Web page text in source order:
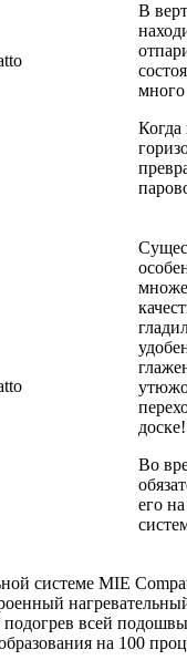
В
много
Когда
доске!
Во
его
системе MIE
всей
на 100